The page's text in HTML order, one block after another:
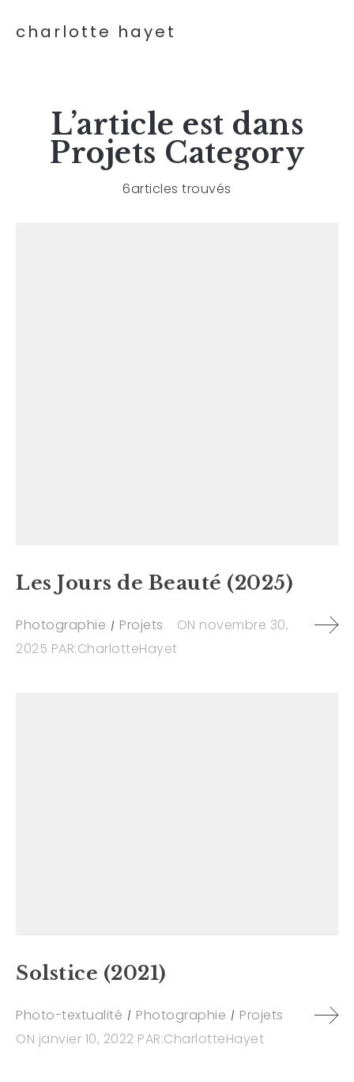
charlotte hayet
L’article est dans
Projets Category
6articles trouvés
Les Jours de Beauté (2025)
Photographie Projets ON novembre 30,
2025 PAR:CharlotteHayet
Solstice (2021)
Photo-textualité Photographie
Projets
ON janvier 10, 2022 PAR:CharlotteHayet